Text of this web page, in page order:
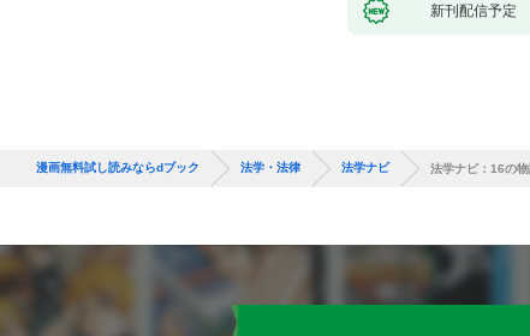
新刊配信予定
漫画無料試し読みならdブック 法学・法律 法学ナビ 法学ナビ：16の